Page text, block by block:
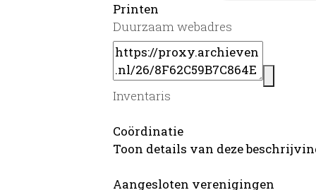
Printen
Duurzaam webadres
Inventaris
Coördinatie
Toon details van deze
Aangesloten verenigingen